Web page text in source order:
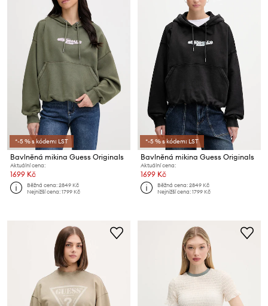
*-5 % s kódem: LST
Bavlněná mikina Guess Originals
Aktuální cena:
1699 Kč
Běžná cena:2849 Kč
Nejnižší cena:1799 Kč
*-5 % s kódem: LST
Bavlněná mikina Guess Originals
Aktuální cena:
1699 Kč
Běžná cena:2849 Kč
Nejnižší cena:1799 Kč